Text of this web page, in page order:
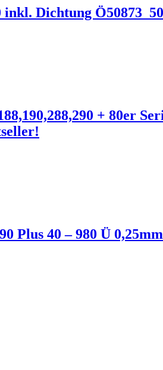
Dichtung
+ 80er
Plus 40 – 980 Ü